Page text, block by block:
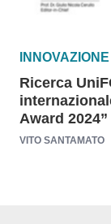
Ricerca
Award
VITO SANTAMATO